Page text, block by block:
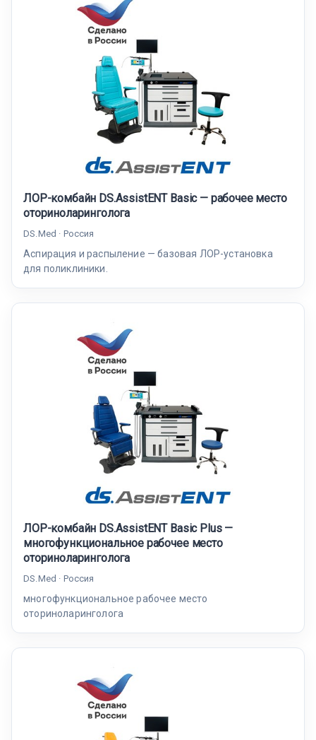
ЛОР-комбайн DS.AssistENT Basic — рабочее место
оториноларинголога
DS.Med · Россия
Аспирация и распыление — базовая ЛОР-установка
для поликлиники.
ЛОР-комбайн DS.AssistENT Basic Plus —
многофункциональное рабочее место
оториноларинголога
DS.Med · Россия
многофункциональное рабочее место
оториноларинголога